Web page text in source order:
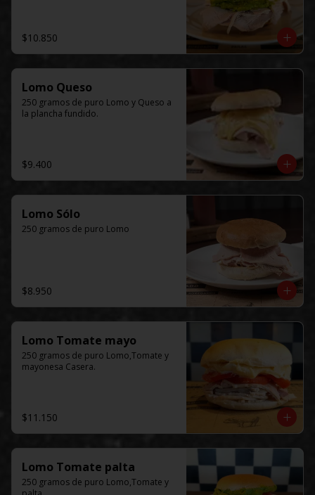
$10.850
Lomo Queso
250 gramos de puro Lomo y Queso a
la plancha fundido.
$9.400
Lomo Sólo
250 gramos de puro Lomo
$8.950
Lomo Tomate mayo
250 gramos de puro Lomo,Tomate y
mayonesa Casera.
$11.150
Lomo Tomate palta
250 gramos de puro Lomo,Tomate y